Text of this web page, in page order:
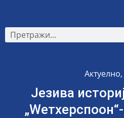
Актуелно,
Језива